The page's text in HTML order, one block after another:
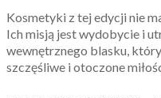
Kosmetyki z tej edycji nie
Ich misją jest wydobycie i
wewnętrznego blasku,
szczęśliwe i otoczone